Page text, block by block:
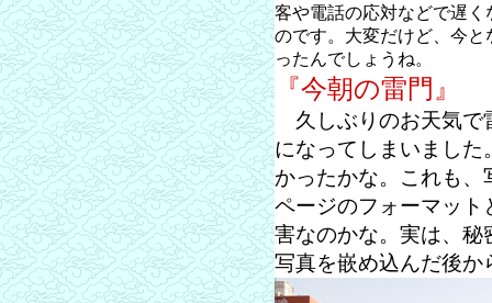
客や電話の応対などで遅
のです。大変だけど、今
ったんでしょうね。
『今朝の雷門』
久しぶりのお天気で
になってしまいまし
かったかな。これも、
ページのフォーマット
害なのかな。実は、秘
写真を嵌め込んだ後か